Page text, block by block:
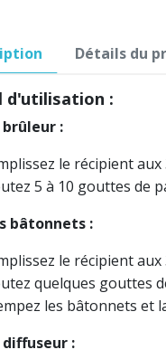
Détails du
d'utilisation :
brûleur :
le récipient aux
5 à 10 gouttes de
bâtonnets :
le récipient aux
quelques gouttes
les bâtonnets et
diffuseur :